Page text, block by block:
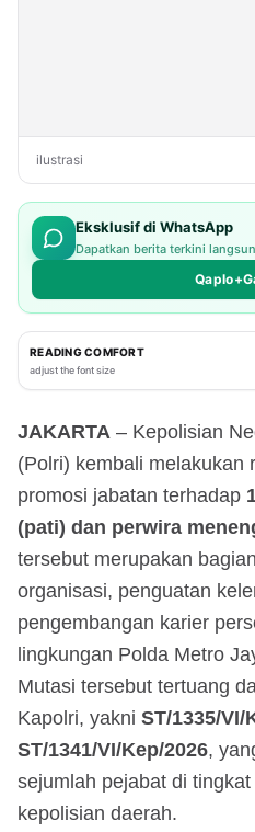
ilustrasi
Eksklusif di WhatsApp
Dapatkan berita terkini
READING COMFORT
adjust the font size
JAKARTA – Kepolisian
(Polri) kembali melakukan
promosi jabatan terhadap
(pati) dan perwira
tersebut merupakan
organisasi, penguatan
pengembangan karier
lingkungan Polda Metro
Mutasi tersebut tertuang
Kapolri, yakni ST/1335/VI/
ST/1341/VI/Kep/2026,
sejumlah pejabat di
kepolisian daerah.